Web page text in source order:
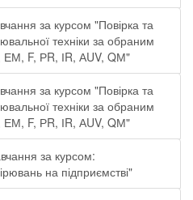
за курсом "Повірка та
техніки за обраним
F, РR, ІR, АUV, QМ"
за курсом "Повірка та
техніки за обраним
F, РR, ІR, АUV, QМ"
за курсом:
на підприємстві"